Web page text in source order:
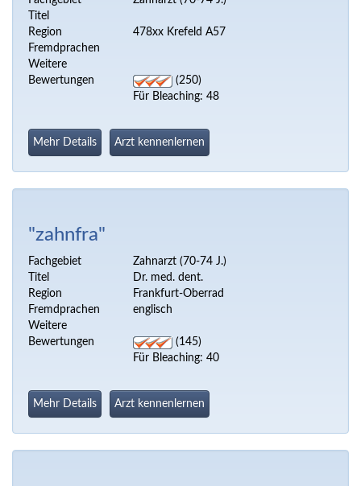
Titel
Region
478xx Krefeld A57
Fremdprachen
Weitere
Bewertungen
(250)
Für Bleaching: 48
Mehr Details Arzt kennenlernen
"zahnfra"
Fachgebiet
Zahnarzt (70-74 J.)
Titel
Dr. med. dent.
Region
Frankfurt-Oberrad
Fremdprachen
englisch
Weitere
Bewertungen
(145)
Für Bleaching: 40
Mehr Details Arzt kennenlernen